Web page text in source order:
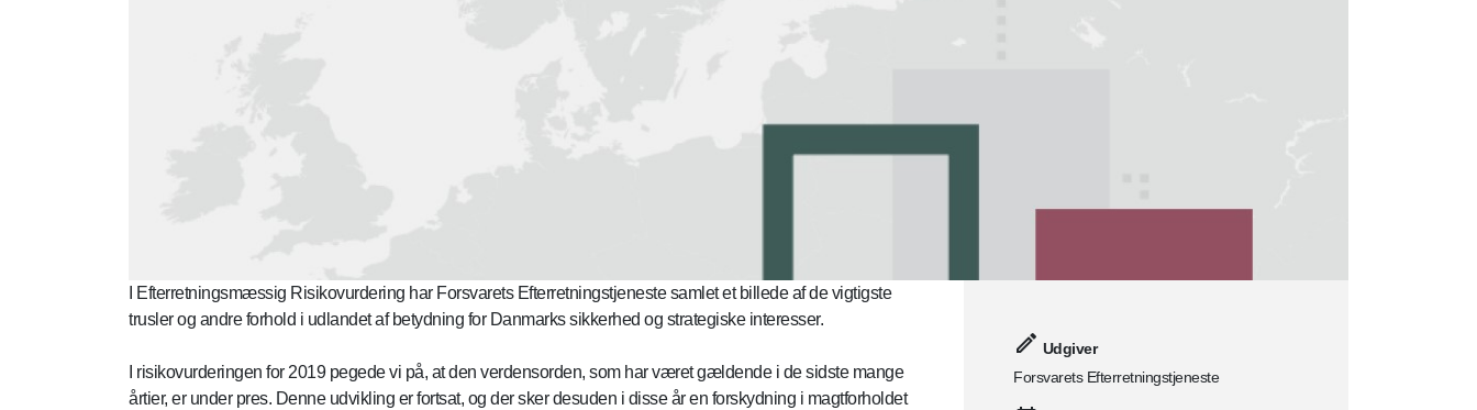
I Efterretningsmæssig Risikovurdering har Forsvarets Efterretningstjeneste samlet et billede af de vigtigste
trusler og andre forhold i udlandet af betydning for Danmarks sikkerhed og strategiske interesser.
I risikovurderingen for 2019 pegede vi på, at den verdensorden, som har været gældende i de sidste mange
årtier, er under pres. Denne udvikling er fortsat, og der sker desuden i disse år en forskydning i magtforholdet
Udgiver
Forsvarets Efterretningstjeneste